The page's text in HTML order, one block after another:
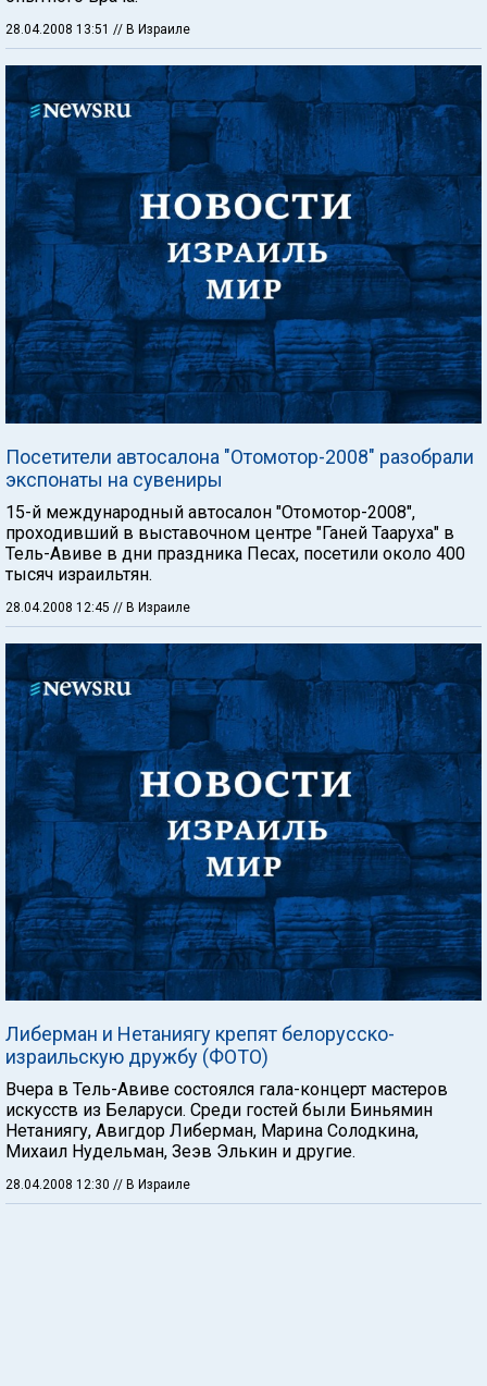
28.04.2008 13:51 // В Израиле
Посетители автосалона "Отомотор-2008" разобрали
экспонаты на сувениры
15-й международный автосалон "Отомотор-2008",
проходивший в выставочном центре "Ганей Тааруха" в
Тель-Авиве в дни праздника Песах, посетили около 400
тысяч израильтян.
28.04.2008 12:45 // В Израиле
Либерман и Нетаниягу крепят белорусско-
израильскую дружбу (ФОТО)
Вчера в Тель-Авиве состоялся гала-концерт мастеров
искусств из Беларуси. Среди гостей были Биньямин
Нетаниягу, Авигдор Либерман, Марина Солодкина,
Михаил Нудельман, Зеэв Элькин и другие.
28.04.2008 12:30 // В Израиле